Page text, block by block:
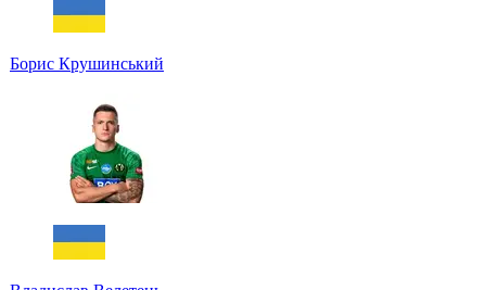
Борис Крушинський